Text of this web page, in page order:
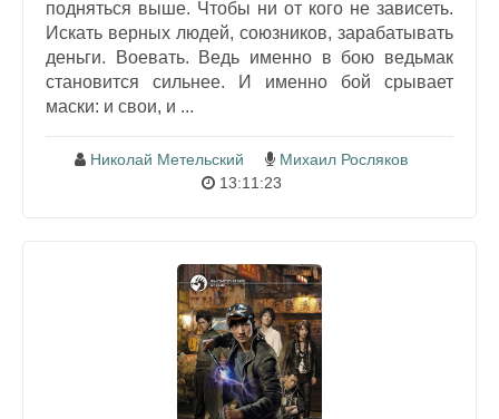
подняться выше. Чтобы ни от кого не зависеть.
Искать верных людей, союзников, зарабатывать
деньги. Воевать. Ведь именно в бою ведьмак
становится сильнее. И именно бой срывает
маски: и свои, и ...
Николай Метельский
Михаил Росляков
13:11:23